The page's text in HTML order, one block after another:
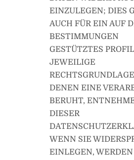
EINZULEGEN; DIES
AUCH FÜR EIN AUF
BESTIMMUNGEN
GESTÜTZTES
JEWEILIGE
DENEN EINE
BERUHT,
DIESER
WENN SIE
EINLEGEN,